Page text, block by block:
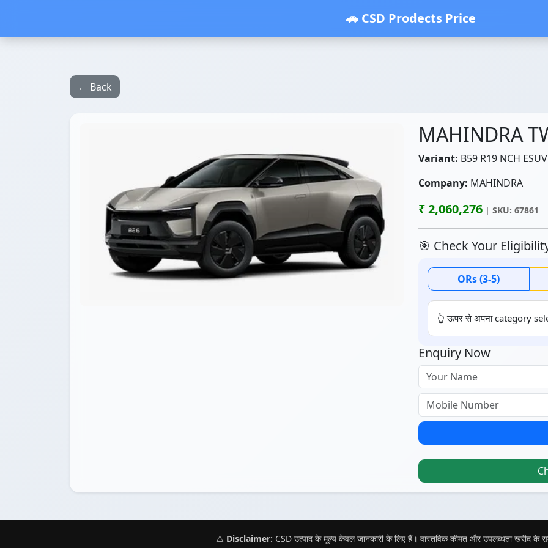
🚗 CSD Prodects Price
← Back
MAHINDRA
Variant: B59 R19 NCH ESUV
Company: MAHINDRA
₹ 2,060,276 | SKU: 67861
🎯 Check Your
ORs (3-5)
👆 ऊपर से अपना category
Enquiry Now
⚠️ Disclaimer: CSD उत्पाद के मूल्य केवल जानकारी के लिए हैं। वास्तविक कीमत और उपलब्धता खरीद के